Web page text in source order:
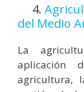
4.
del Medio
La
aplicación
agricultura,